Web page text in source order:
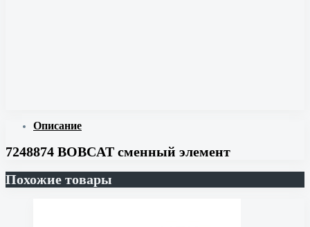
Описание
7248874 BOBCAT сменный элемент
Похожие товары